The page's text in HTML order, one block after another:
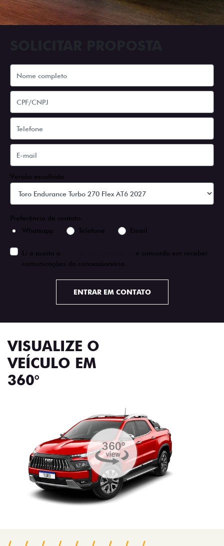
Versão escolhida
Preferência de contato:
Whatsapp
Telefone Email
Li e aceito a
e concordo em receber
comunicações da concessionária.
ENTRAR EM CONTATO
VISUALIZE O
VEÍCULO EM
360°